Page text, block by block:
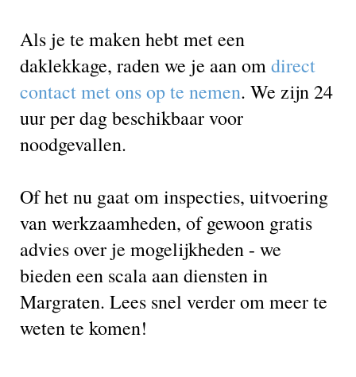
Als je te maken hebt met een
daklekkage, raden we je aan omdirect
contact met ons op te nemen. We zijn 24
uur per dag beschikbaar voor
noodgevallen.
Of het nu gaat om inspecties, uitvoering
van werkzaamheden, of gewoon gratis
advies over je mogelijkheden - we
bieden een scala aan diensten in
Margraten. Lees snel verder om meer te
weten te komen!